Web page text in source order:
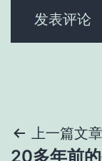
文上一篇文章
20多年前的